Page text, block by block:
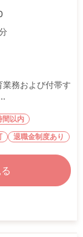
業務および付帯す
間以内
退職金制度あり